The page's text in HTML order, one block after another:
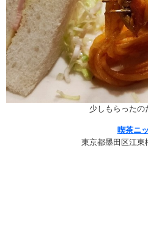
少しもらったの
喫茶ニ
東京都墨田区江東